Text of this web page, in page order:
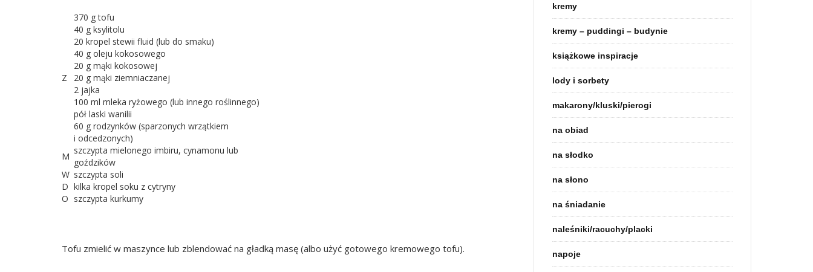
Z
370 g tofu
40 g ksylitolu
20 kropel stewii fluid (lub do smaku)
40 g oleju kokosowego
20 g mąki kokosowej
20 g mąki ziemniaczanej
2 jajka
100 ml mleka ryżowego (lub innego roślinnego)
pół laski wanilii
60 g rodzynków (sparzonych wrzątkiem
i odcedzonych)
M
szczypta mielonego imbiru, cynamonu lub
goździków
W szczypta soli
D kilka kropel soku z cytryny
O szczypta kurkumy
Tofu zmielić w maszynce lub zblendować na gładką masę (albo użyć gotowego kremowego tofu).
kremy
kremy – puddingi – budynie
książkowe inspiracje
lody i sorbety
makarony/kluski/pierogi
na obiad
na słodko
na słono
na śniadanie
naleśniki/racuchy/placki
napoje